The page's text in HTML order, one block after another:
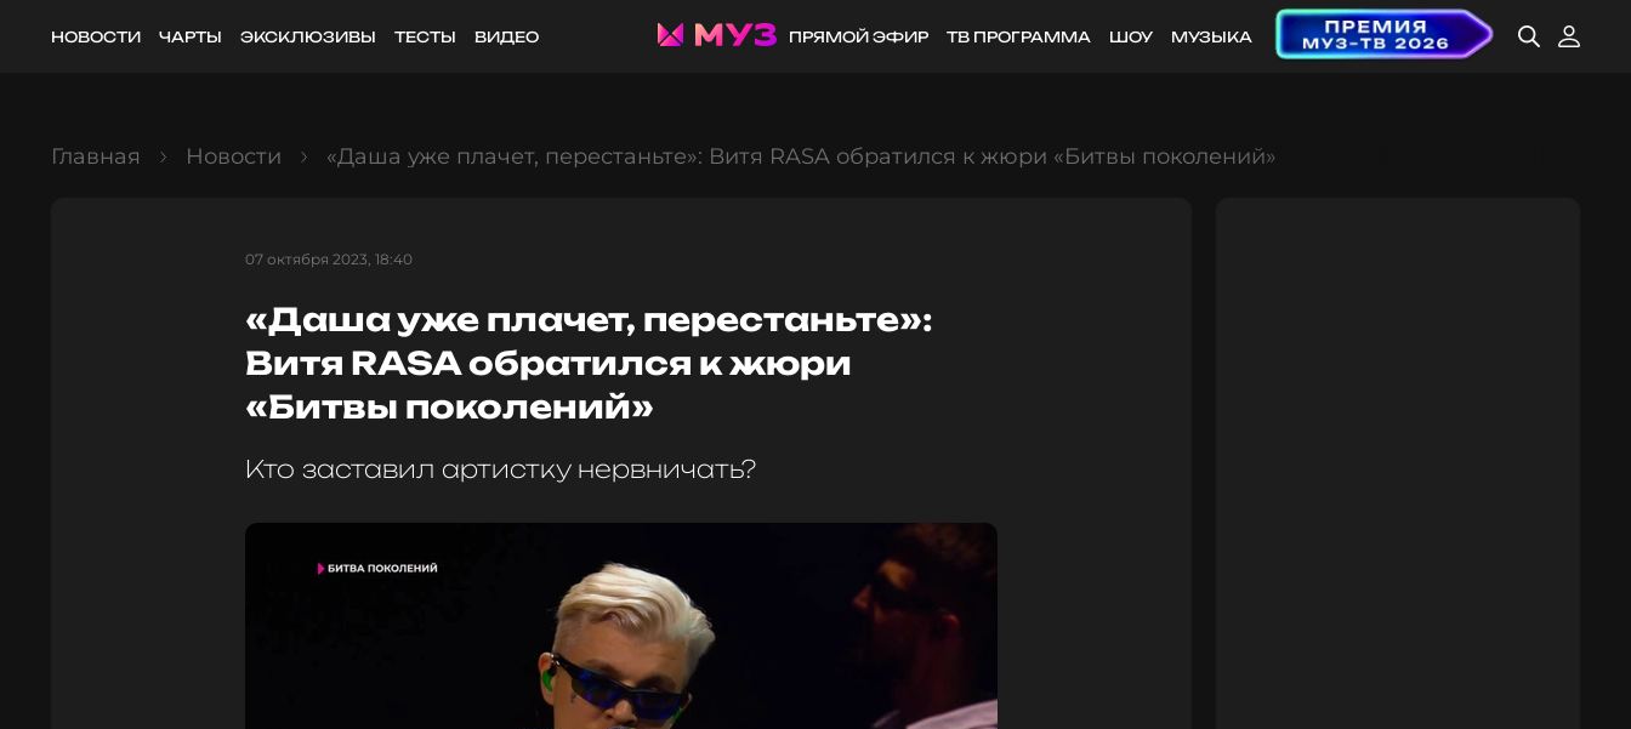
НОВОСТИ ЧАРТЫ ЭКСКЛЮЗИВЫ ТЕСТЫ ВИДЕО ПРЯМОЙ ЭФИР ТВ ПРОГРАММА ШОУ МУЗЫКА
Главная Новости «Даша уже плачет, перестаньте»: Витя RASA обратился к жюри «Битвы поколений»
07 октября 2023, 18:40
«Даша уже плачет, перестаньте»:
Витя RASA обратился к жюри
«Битвы поколений»
Кто заставил артистку нервничать?